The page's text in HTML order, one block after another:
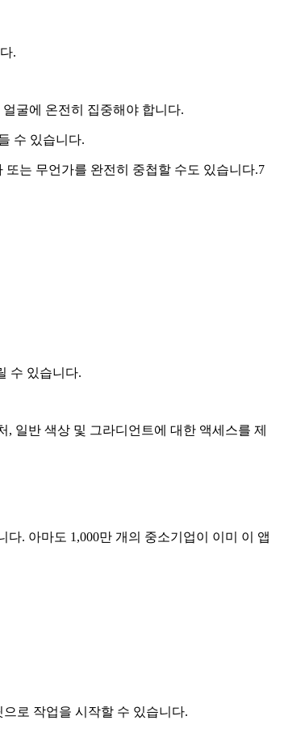
.
굴에 온전히 집중해야 합니다.
수 있습니다.
는 무언가를 완전히 중첩할 수도 있습니다.7
수 있습니다.
일반 색상 및 그라디언트에 대한 액세스를 제
. 아마도 1,000만 개의 중소기업이 이미 이 앱
로 작업을 시작할 수 있습니다.